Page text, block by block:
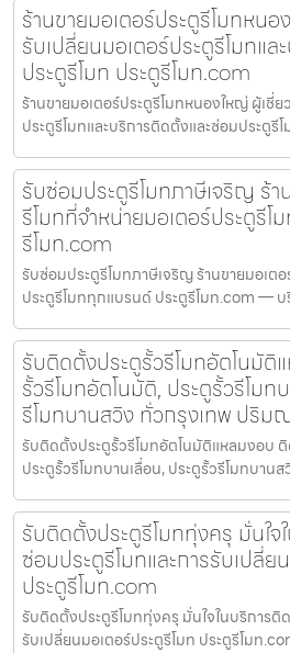
ร้านขายมอเตอร์ประตูรีโมทหน
รับเปลี่ยนมอเตอร์ประตูรีโมทแ
ประตูรีโมท ประตูรีโมท.com
ร้านขายมอเตอร์ประตูรีโมทหนองใหญ่ ผู้เชี่
ประตูรีโมทและบริการติดตั้งและซ่อมประตูรี
รับซ่อมประตูรีโมทภาษีเจริญ ร้า
รีโมทที่จำหน่ายมอเตอร์ประตูรี
รีโมท.com
รับซ่อมประตูรีโมทภาษีเจริญ ร้านขายมอเต
ประตูรีโมททุกแบรนด์ ประตูรีโมท.com —
รับติดตั้งประตูรั้วรีโมทอัตโนมั
รั้วรีโมทอัตโนมัติ, ประตูรั้วรีโมท
รีโมทบานสวิง ทั่วกรุงเทพ ปริม
รับติดตั้งประตูรั้วรีโมทอัตโนมัติแหลมงอบ
ประตูรั้วรีโมทบานเลื่อน, ประตูรั้วรีโมทบานส
รับติดตั้งประตูรีโมททุ่งครุ มั่นใจ
ซ่อมประตูรีโมทและการรับเปลี่ย
ประตูรีโมท.com
รับติดตั้งประตูรีโมททุ่งครุ มั่นใจในบริการติ
รับเปลี่ยนมอเตอร์ประตูรีโมท ประตูรีโมท